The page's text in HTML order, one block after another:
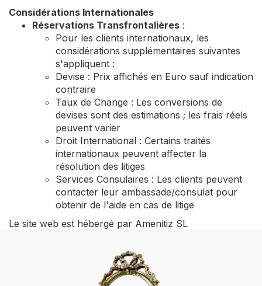
Considérations Internationales
Réservations Transfrontalières :
Pour les clients internationaux, les
considérations supplémentaires suivantes
s'appliquent :
Devise : Prix affichés en Euro sauf indication
contraire
Taux de Change : Les conversions de
devises sont des estimations ; les frais réels
peuvent varier
Droit International : Certains traités
internationaux peuvent affecter la
résolution des litiges
Services Consulaires : Les clients peuvent
contacter leur ambassade/consulat pour
obtenir de l'aide en cas de litige
Le site web est hébergé par Amenitiz SL